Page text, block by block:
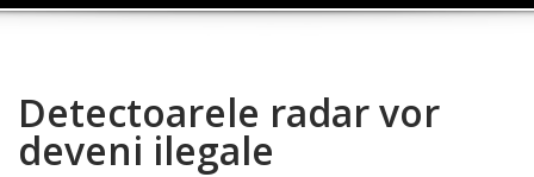
Detectoarele radar vor
deveni ilegale